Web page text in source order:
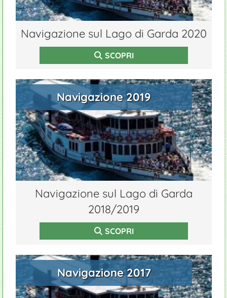
Navigazione sul Lago di Garda 2020
SCOPRI
Navigazione 2019
Navigazione sul Lago di Garda
2018/2019
SCOPRI
Navigazione 2017